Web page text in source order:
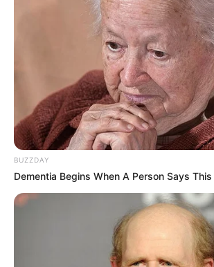
BUZZDAY
Dementia Begins When A Person Says